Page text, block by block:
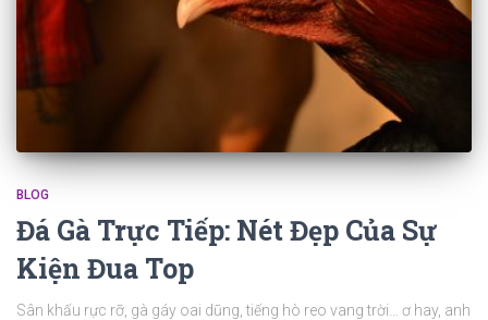
BLOG
Đá Gà Trực Tiếp: Nét Đẹp Của Sự
Kiện Đua Top
Sân khấu rực rỡ, gà gáy oai dũng, tiếng hò reo vang trời… ơ hay, anh